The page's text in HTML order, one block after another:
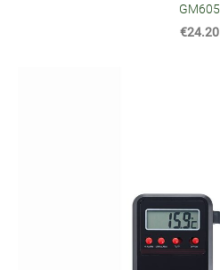
GM605
€24.20